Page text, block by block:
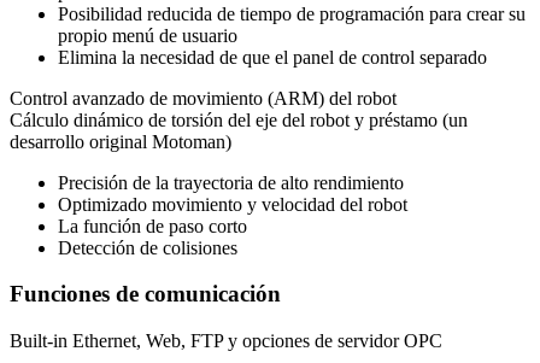
Posibilidad reducida de tiempo de programación para crear su
propio menú de usuario
Elimina la necesidad de que el panel de control separado
Control avanzado de movimiento (ARM) del robot
Cálculo dinámico de torsión del eje del robot y préstamo (un
desarrollo original Motoman)
Precisión de la trayectoria de alto rendimiento
Optimizado movimiento y velocidad del robot
La función de paso corto
Detección de colisiones
Funciones de comunicación
Built-in Ethernet, Web, FTP y opciones de servidor OPC